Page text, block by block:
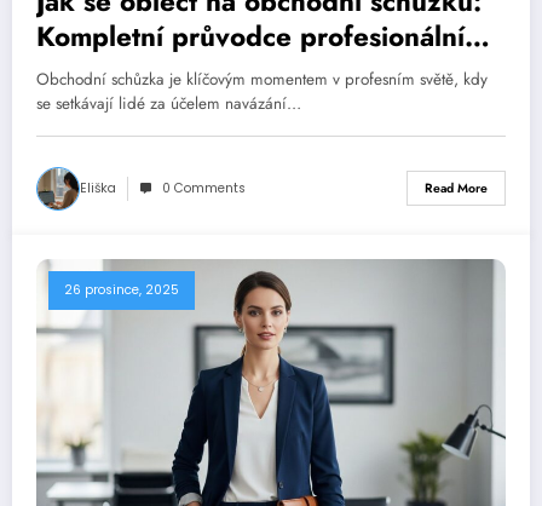
Kompletní průvodce profesionálním
vzhledem
Obchodní schůzka je klíčovým momentem v profesním světě, kdy
se setkávají lidé za účelem navázání…
Eliška 0 Comments Read More
26 prosince, 2025